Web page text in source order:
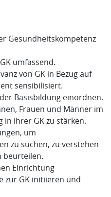
Gesundheitskompetenz
umfassend.
von GK in Bezug auf
sensibilisiert.
Basisbildung einordnen.
Frauen und Männer im
in ihrer GK zu stärken.
um
zu suchen, zu verstehen
beurteilen.
Einrichtung
zur GK initiieren und